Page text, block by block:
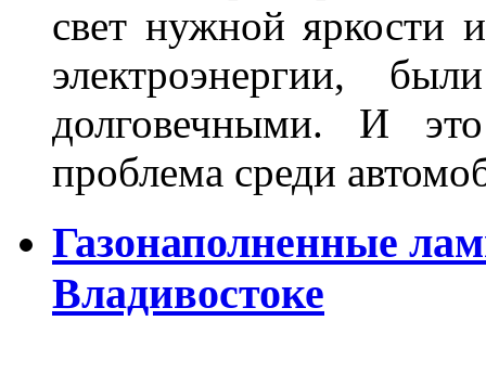
свет нужной яркости
электроэнергии,
долговечными. И
проблема среди
Газонаполненные
Владивостоке